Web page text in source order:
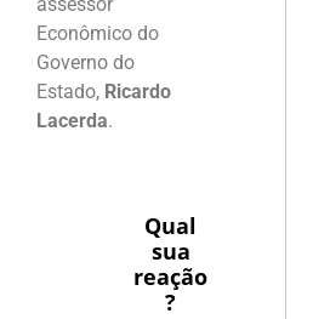
Econômico do
Governo do
Estado, Ricardo
Lacerda.
Qual
sua
reação
?